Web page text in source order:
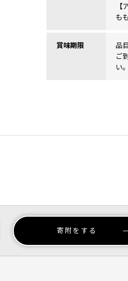
【
も
賞味期限
品
ご
い。
寄附をする